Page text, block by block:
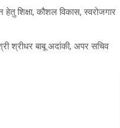
शिक्षा, कौशल विकास, स्वरोजगार
श्रीधर बाबू अदांकी, अपर सचिव